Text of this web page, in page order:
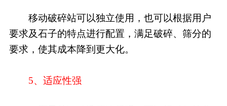
移动破碎站可以独立使用，也可以根据用户
要求及石子的特点进行配置，满足破碎、筛分的
要求，使其成本降到更大化。
5、适应性强